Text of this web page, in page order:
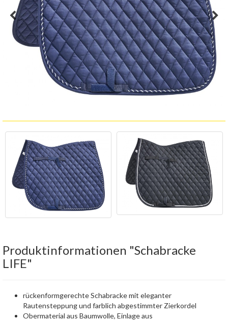
Produktinformationen "Schabracke
LIFE"
rückenformgerechte Schabracke mit eleganter
Rautensteppung und farblich abgestimmter Zierkordel
Obermaterial aus Baumwolle, Einlage aus